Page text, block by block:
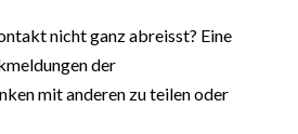
nicht ganz abreisst? Eine
der
mit anderen zu teilen oder